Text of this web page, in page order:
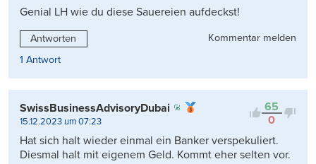
Genial LH wie du diese Sauereien aufdeckst!
Antworten
Kommentar melden
1 Antwort
65
0
SwissBusinessAdvisoryDubai
15.12.2023 um 07:23
Hat sich halt wieder einmal ein Banker verspekuliert.
Diesmal halt mit eigenem Geld. Kommt eher selten vor.